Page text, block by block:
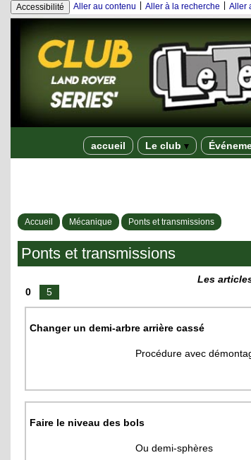
Accessibilité Aller au contenu Aller à la recherche Aller
accueil Le club
Accueil Mécanique Ponts et transmissions
Ponts et transmissions
Les
0
5
Changer un demi-arbre arrière cassé
Procédure avec
Faire le niveau des bols
Ou demi-sphères